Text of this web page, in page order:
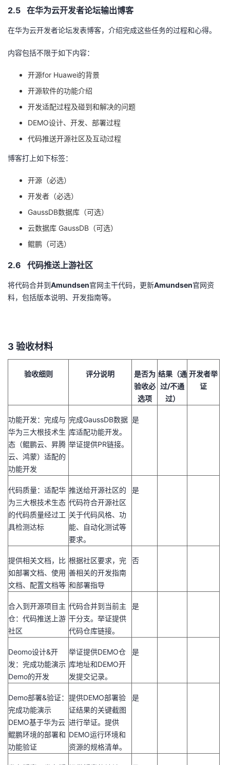
2.5 在华为云开发者论坛输出博客
在华为云开发者论坛发表博客，介绍完成这些任务的过程和心得。
内容包括不限于如下内容：
开源for Huawei的背景
开源软件的功能介绍
开发适配过程及碰到和解决的问题
DEMO设计、开发、部署过程
代码推送开源社区及互动过程
博客打上如下标签：
开源（必选）
开发者（必选）
GaussDB数据库（可选）
云数据库 GaussDB （可选）
鲲鹏（可选）
2.6 代码推送上游社区
将代码合并到Amundsen官网主干代码，更新Amundsen官网资
料，包括版本说明、开发指南等。
3 验收材料
验收细则 评分说明
是否为
验收必
选项
结果（通
过/不通
过）
开发者举
证
功能开发：完成与
华为三大根技术生
态（鲲鹏云、昇腾
云、鸿蒙）适配的
功能开发
完成GaussDB数据
库适配功能开发。
举证提供PR链接。
是
代码质量：适配华
为三大根技术生态
的代码质量经过工
具检测达标
推送给开源社区的
代码符合开源社区
关于代码风格、功
能、自动化测试等
要求。
是
提供相关文档，比
如部署文档、使用
文档、配置文档等
根据社区要求，完
善相关的开发指南
和部署指导
否
合入到开源项目主
仓：代码推送上游
社区
代码合并到当前主
干分支。举证提供
代码仓库链接。
是
Deomo设计&开
发：完成功能演示
Demo的开发
举证提供DEMO仓
库地址和DEMO开
发提交记录。
是
Demo部署&验证：
完成功能演示
DEMO基于华为云
鲲鹏环境的部署和
功能验证
提供DEMO部署验
证结果的关键截图
进行举证。提供
DEMO运行环境和
资源的规格清单。
是